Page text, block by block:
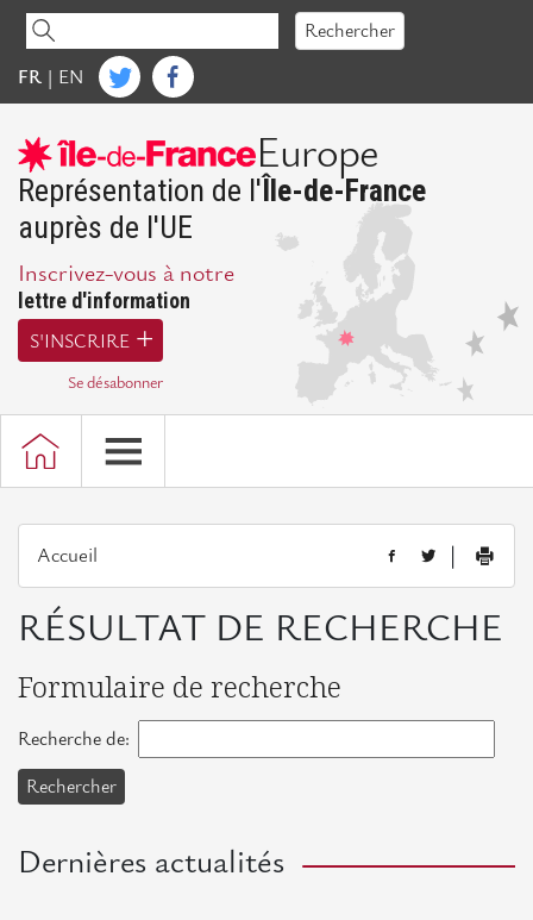
Accéder
contenu
Rechercher
FR | EN
Europe
Représentation de l'Île-de-France
auprès de l'UE
Inscrivez-vous à notre
lettre d'information
S'INSCRIRE
Se désabonner
Accueil
RÉSULTAT DE RECHERCHE
Formulaire de recherche
Recherche de:
Dernières actualités
IdFE
Mot
de
la
Présidente
Présentation
d'IdFE
Missions
Bureau,
Conseil
d'administration
Assemblée
générale
L'équipe
Actualités européennes
Opportunités
à